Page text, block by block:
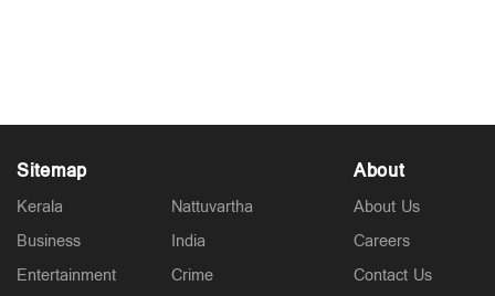
Sitemap
Kerala
Business
Entertainment
Nattuvartha
India
Crime
About
About Us
Careers
Contact Us